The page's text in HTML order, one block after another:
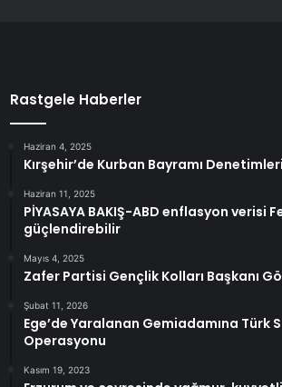
Rastgele Haberler
Haziran 4, 2025
Kırşehir’de Kurban Bayramı
Haziran 11, 2025
PİYASAYA BAKIŞ-ABD enflasyon verisi
güçlendirebilir
Mayıs 4, 2025
Zafer Partisi Gençlik Kolları Başkanı
Şubat 11, 2026
Ege’de Yaralanan Gemiadamına Türk
Operasyonu
Kasım 19, 2023